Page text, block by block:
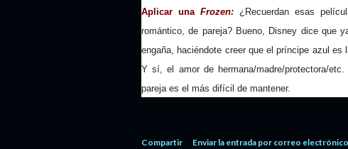
Aplicar una Frozen: ¿Recuerdan esas
romántico, de pareja? Bueno, Disney dice que
engaña, haciéndote creer que el príncipe azul
Y sí, el amor de hermana/madre/protectora/
pareja es el más difícil de mantener.
Compartir
Enviar la entrada por correo electrónico